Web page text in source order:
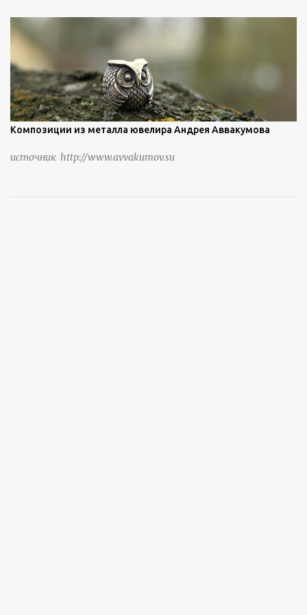
Композиции из металла ювелира Андрея Аввакумова
источник http://www.avvakumov.su